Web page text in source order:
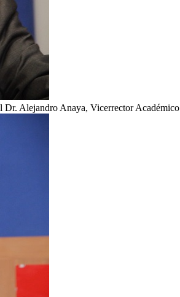
Dr. Alejandro Anaya, Vicerrector